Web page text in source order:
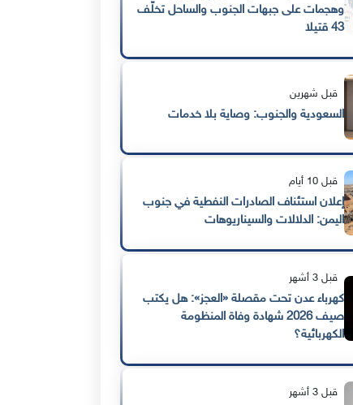
وهجمات على جبهات الجنوب والساحل تخلّف
43 قتيلا
قبل شهرين
السعودية والجنوب: وصاية بلا خدمات
قبل 10 أيام
إعلان استئناف الصادرات النفطية في جنوب
اليمن: الدلالات والسيناريوهات
قبل 3 أشهر
كهرباء عدن تحت مقصلة «العجز»: هل يكتب
صيف 2026 شهادة وفاة المنظومة
الكهربائية؟
قبل 3 أشهر